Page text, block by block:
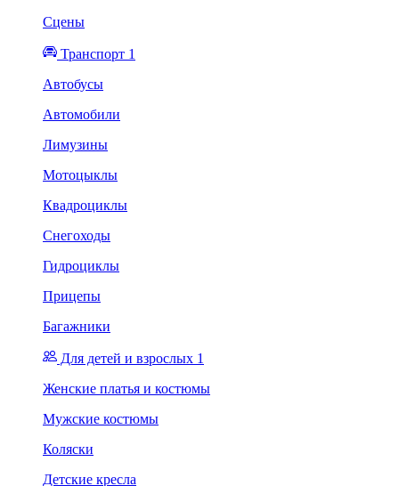
Сцены
Транспорт 1
Автобусы
Автомобили
Лимузины
Мотоцыклы
Квадроциклы
Снегоходы
Гидроциклы
Прицепы
Багажники
Для детей и взрослых 1
Женские платья и костюмы
Мужские костюмы
Коляски
Детские кресла